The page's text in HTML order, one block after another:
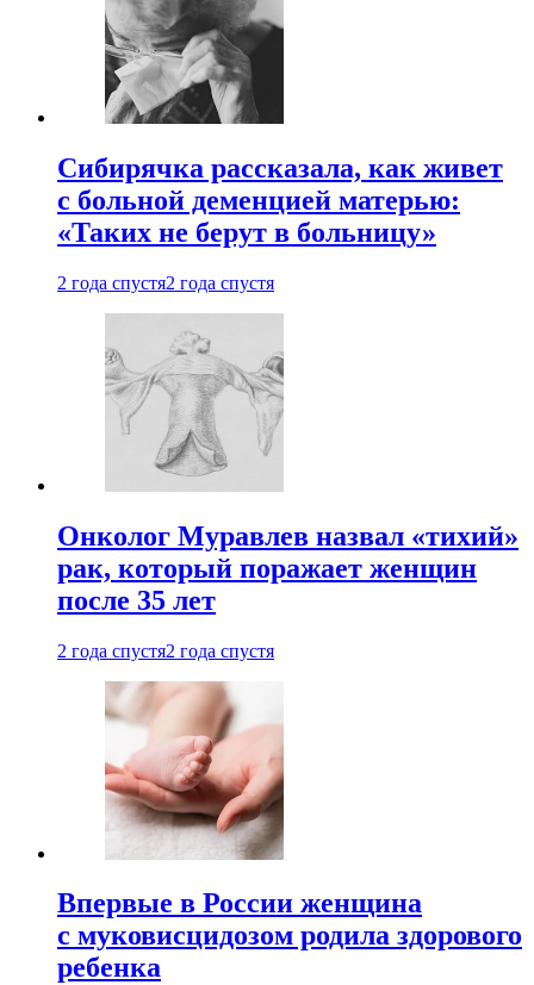
Сибирячка рассказала, как живет
с больной деменцией матерью:
«Таких не берут в больницу»
2 года спустя2 года спустя
Онколог Муравлев назвал «тихий»
рак, который поражает женщин
после 35 лет
2 года спустя2 года спустя
Впервые в России женщина
с муковисцидозом родила здорового
ребенка